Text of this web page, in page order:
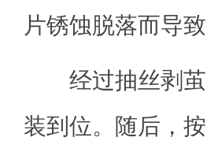
片锈蚀脱落而导
经过抽丝剥茧
装到位。随后，